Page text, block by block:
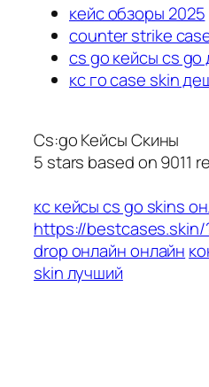
кейс обзоры 2025
counter strike
cs go кейсы cs go
кс го case skin
Cs:go Кейсы Скины
5 stars based on9011
кс кейсы cs go skins
https://
drop онлайн онлайн
skin лучший